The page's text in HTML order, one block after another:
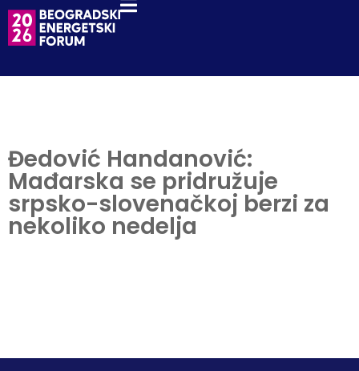
Đedović Handanović:
Mađarska se pridružuje
srpsko-slovenačkoj berzi za
nekoliko nedelja